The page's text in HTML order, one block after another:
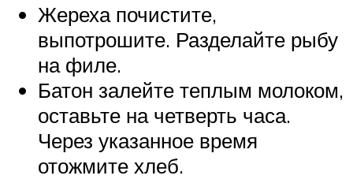
Жереха почистите,
выпотрошите. Разделайте рыбу
на филе.
Батон залейте теплым молоком,
оставьте на четверть часа.
Через указанное время
отожмите хлеб.